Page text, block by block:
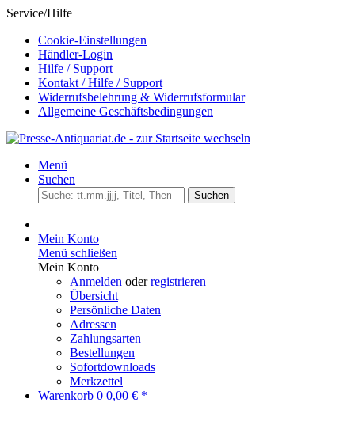
Service/Hilfe
Cookie-Einstellungen
Händler-Login
Hilfe / Support
Kontakt / Hilfe / Support
Widerrufsbelehrung & Widerrufsformular
Allgemeine Geschäftsbedingungen
Menü
Suchen
Suchen
Mein Konto
Menü schließen
Mein Konto
Anmelden oderregistrieren
Übersicht
Persönliche Daten
Adressen
Zahlungsarten
Bestellungen
Sofortdownloads
Merkzettel
Warenkorb 0 0,00 € *